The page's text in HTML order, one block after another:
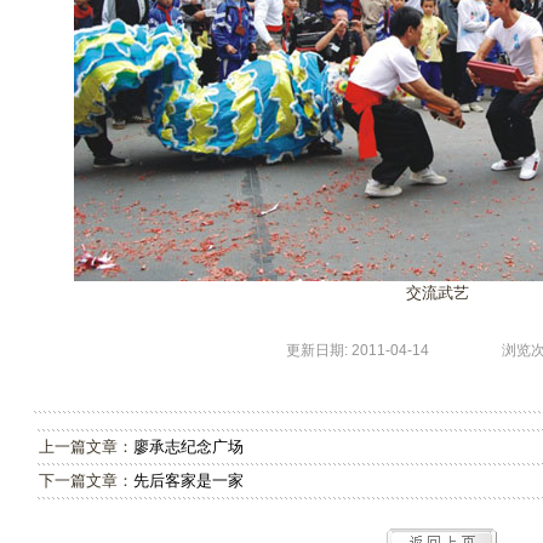
交流武艺
更新日期: 2011-04-14 浏览次
上一篇文章： 廖承志纪念广场
下一篇文章： 先后客家是一家